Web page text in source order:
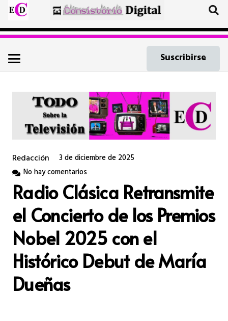
Suscribirse
Redacción
3 de diciembre de 2025
No hay comentarios
Radio Clásica Retransmite
el Concierto de los Premios
Nobel 2025 con el
Histórico Debut de María
Dueñas